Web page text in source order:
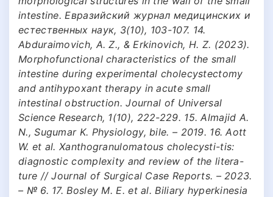
intestine. Евразийский журнал медицинских и
естественных наук, 3(10), 103-107. 14.
Abduraimovich, A. Z., & Erkinovich, Н. Z. (2023).
Morphofunctional characteristics of the small
intestine during experimental cholecystectomy
and antihypoxant therapy in acute small
intestinal obstruction. Journal of Universal
Science Research, 1(10), 222-229. 15. Almajid A.
N., Sugumar K. Physiology, bile. – 2019. 16. Aott
W. et al. Xanthogranulomatous cholecysti-tis:
diagnostic complexity and review of the litera-
ture // Journal of Surgical Case Reports. – 2023.
– № 6. 17. Bosley M. E. et al. Biliary hyperkinesia